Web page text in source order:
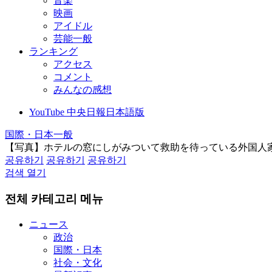
映画
アイドル
芸能一般
ランキング
アクセス
コメント
みんなの感想
YouTube 中央日報日本語版
国際・日本一般
【写真】ホテルの窓にしがみついて救助を待っている外国人
공유하기
공유하기
공유하기
검색 열기
전체 카테고리 메뉴
ニュース
政治
国際・日本
社会・文化